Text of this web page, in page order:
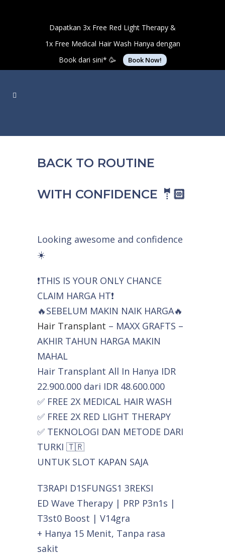
Dapatkan 3x Free Red Light Therapy &
1x Free Medical Hair Wash Hanya dengan
Book dari sini* 🥳
Book Now!
BACK TO ROUTINE
WITH CONFIDENCE 🤵🏻
Looking awesome and confidence
☀️
❗THIS IS YOUR ONLY CHANCE
CLAIM HARGA HT❗
🔥SEBELUM MAKIN NAIK HARGA🔥
Hair Transplant – MAXX GRAFTS –
AKHIR TAHUN HARGA MAKIN
MAHAL
Hair Transplant All In Hanya IDR
22.900.000 dari IDR 48.600.000
✅ FREE 2X MEDICAL HAIR WASH
✅ FREE 2X RED LIGHT THERAPY
✅ TEKNOLOGI DAN METODE DARI
TURKI 🇹🇷
UNTUK SLOT KAPAN SAJA
T3RAPI D1SFUNGS1 3REKSI
ED Wave Therapy | PRP P3n1s |
T3st0 Boost | V14gra
+ Hanya 15 Menit, Tanpa rasa
sakit